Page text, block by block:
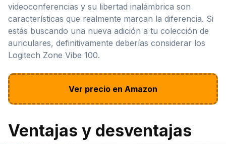
videoconferencias y su libertad inalámbrica son
características que realmente marcan la diferencia. Si
estás buscando una nueva adición a tu colección de
auriculares, definitivamente deberías considerar los
Logitech Zone Vibe 100.
Ver precio en Amazon
Ventajas y desventajas